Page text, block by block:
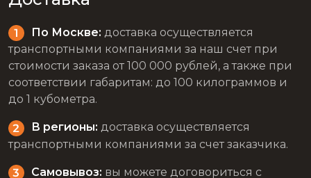
По Москве: доставка осуществляется
транспортными компаниями за наш счет при
стоимости заказа от 100 000 рублей, а также при
соответствии габаритам: до 100 килограммов и
до 1 кубометра.
В регионы: доставка осуществляется
транспортными компаниями за счет заказчика.
Самовывоз: вы можете договориться с